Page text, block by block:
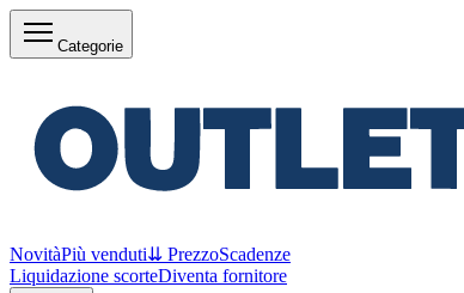
Categorie
NovitàPiù venduti⇊ PrezzoScadenze
Liquidazione scorteDiventa fornitore